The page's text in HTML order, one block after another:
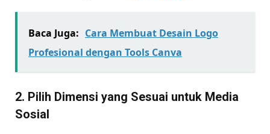
Baca Juga: Cara Membuat Desain Logo
Profesional dengan Tools Canva
2. Pilih Dimensi yang Sesuai untuk Media
Sosial